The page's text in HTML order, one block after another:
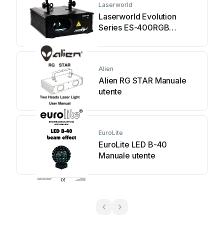
Laserworld
Laserworld Evolution
Series ES-400RGB
Alien
Alien RG STAR Manuale
utente
EuroLite
EuroLite LED B-40
Manuale utente